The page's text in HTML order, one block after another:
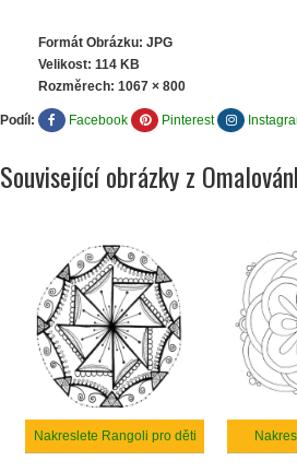
Formát Obrázku: JPG
Velikost: 114 KB
Rozměrech: 1067 × 800
Podíl: Facebook Pinterest
Související obrázky z
Nakreslete Rangoli pro děti